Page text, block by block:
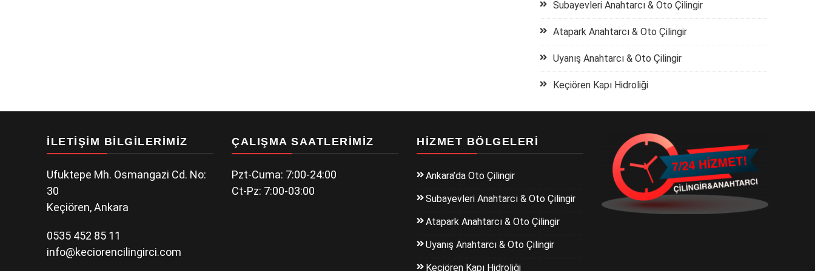
Subayevleri Anahtarcı & Oto Çilingir
Atapark Anahtarcı & Oto Çilingir
Uyanış Anahtarcı & Oto Çilingir
Keçiören Kapı Hidroliği
İLETIŞIM BILGILERIMIZ
Ufuktepe Mh. Osmangazi Cd. No:
30
Keçiören, Ankara
0535 452 85 11
info@keciorencilingirci.com
ÇALIŞMA SAATLERIMIZ
Pzt-Cuma: 7:00-24:00
Ct-Pz: 7:00-03:00
HIZMET BÖLGELERI
Ankara’da Oto Çilingir
Subayevleri Anahtarcı & Oto Çilingir
Atapark Anahtarcı & Oto Çilingir
Uyanış Anahtarcı & Oto Çilingir
Keçiören Kapı Hidroliği